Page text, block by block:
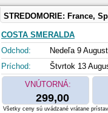
STREDOMORIE: France,
COSTA SMERALDA
Odchod:
Nedeľa 9
Príchod:
Štvrtok 13
VNÚTORNÁ:
299,00
Všetky ceny sú uvádzané vrátane